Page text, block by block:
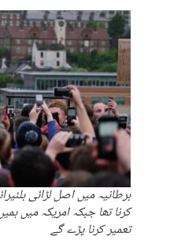
برطانیہ میں اصل لڑائی
کرنا تھا جبکہ امریکہ
تعمیر کرنا پڑے گے